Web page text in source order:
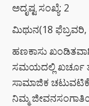
ಅದೃಷ್ಟ ಸಂಖ್ಯೆ: 2
ಮಿಥುನ(18 ಫೆಬ್ರವರಿ,
ಹಣಕಾಸು
ಸಮಯದಲ್ಲಿ ಖರ್ಚೂ
ಸಾಮಾಜಿಕ
ನಿಮ್ಮ